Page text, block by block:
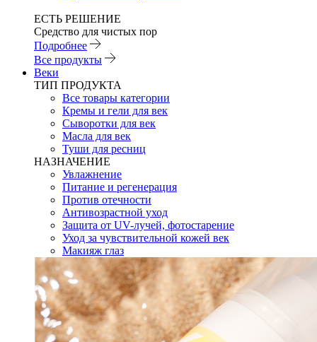
ЕСТЬ РЕШЕНИЕ
Средство для чистых пор
Подробнее
Все продукты
Веки
ТИП ПРОДУКТА
Все товары категории
Кремы и гели для век
Сыворотки для век
Масла для век
Туши для ресниц
НАЗНАЧЕНИЕ
Увлажнение
Питание и регенерация
Против отечности
Антивозрастной уход
Защита от UV-лучей, фотостарение
Уход за чувствительной кожей век
Макияж глаз